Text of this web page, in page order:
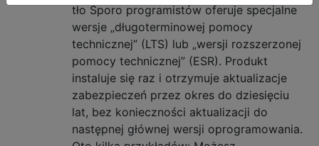
tło Sporo programistów oferuje specjalne
wersje „długoterminowej pomocy
technicznej” (LTS) lub „wersji rozszerzonej
pomocy technicznej” (ESR). Produkt
instaluje się raz i otrzymuje aktualizacje
zabezpieczeń przez okres do dziesięciu
lat, bez konieczności aktualizacji do
następnej głównej wersji oprogramowania.